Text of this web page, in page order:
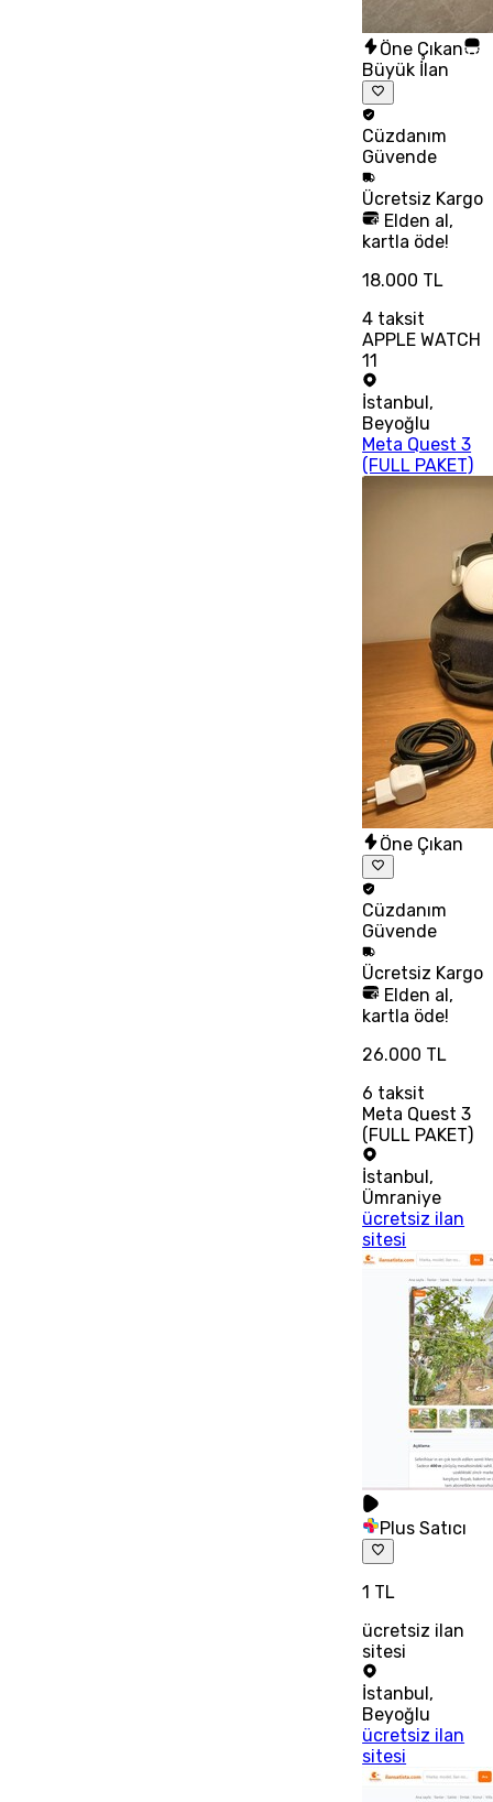
Öne Çıkan
Büyük İlan
Cüzdanım
Güvende
Ücretsiz Kargo
Elden al,
kartla öde!
18.000 TL
4 taksit
APPLE WATCH
11
İstanbul,
Beyoğlu
Meta Quest 3
(FULL PAKET)
Öne Çıkan
Cüzdanım
Güvende
Ücretsiz Kargo
Elden al,
kartla öde!
26.000 TL
6 taksit
Meta Quest 3
(FULL PAKET)
İstanbul ,
Ümraniye
ücretsiz ilan
sitesi
Plus Satıcı
1 TL
ücretsiz ilan
sitesi
İstanbul,
Beyoğlu
ücretsiz ilan
sitesi